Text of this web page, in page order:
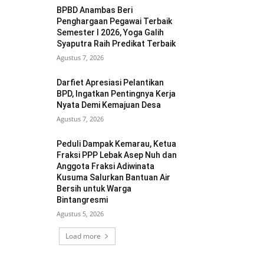
BPBD Anambas Beri
Penghargaan Pegawai Terbaik
Semester I 2026, Yoga Galih
Syaputra Raih Predikat Terbaik
Agustus 7, 2026
Darfiet Apresiasi Pelantikan
BPD, Ingatkan Pentingnya Kerja
Nyata Demi Kemajuan Desa
Agustus 7, 2026
Peduli Dampak Kemarau, Ketua
Fraksi PPP Lebak Asep Nuh dan
Anggota Fraksi Adiwinata
Kusuma Salurkan Bantuan Air
Bersih untuk Warga
Bintangresmi
Agustus 5, 2026
Load more